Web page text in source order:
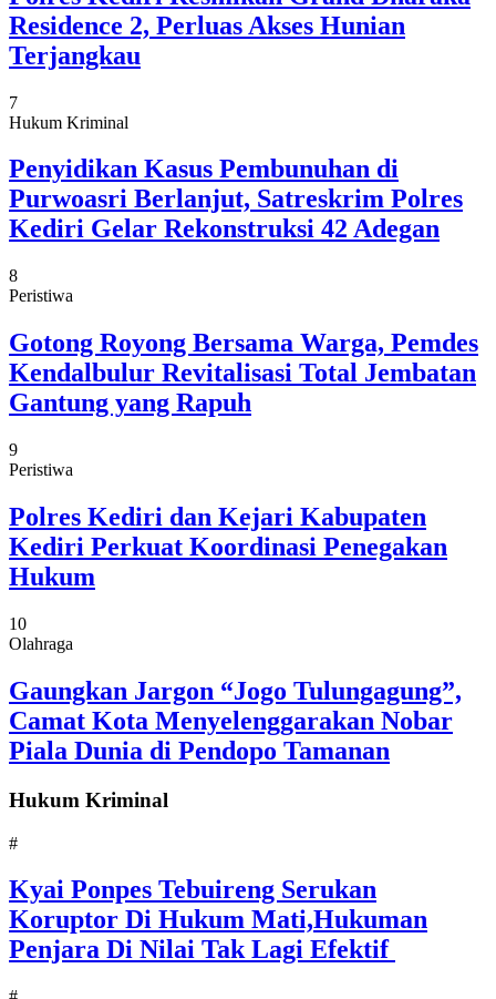
Residence 2, Perluas Akses Hunian
Terjangkau
7
Hukum Kriminal
Penyidikan Kasus Pembunuhan di
Purwoasri Berlanjut, Satreskrim Polres
Kediri Gelar Rekonstruksi 42 Adegan
8
Peristiwa
Gotong Royong Bersama Warga, Pemdes
Kendalbulur Revitalisasi Total Jembatan
Gantung yang Rapuh
9
Peristiwa
Polres Kediri dan Kejari Kabupaten
Kediri Perkuat Koordinasi Penegakan
Hukum
10
Olahraga
Gaungkan Jargon “Jogo Tulungagung”,
Camat Kota Menyelenggarakan Nobar
Piala Dunia di Pendopo Tamanan
Hukum Kriminal
#
Kyai Ponpes Tebuireng Serukan
Koruptor Di Hukum Mati,Hukuman
Penjara Di Nilai Tak Lagi Efektif